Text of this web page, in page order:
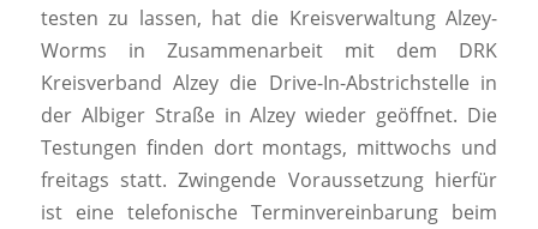
testen zu lassen, hat die Kreisverwaltung Alzey-
Worms in Zusammenarbeit mit dem DRK
Kreisverband Alzey die Drive-In-Abstrichstelle in
der Albiger Straße in Alzey wieder geöffnet. Die
Testungen finden dort montags, mittwochs und
freitags statt. Zwingende Voraussetzung hierfür
ist eine telefonische Terminvereinbarung beim